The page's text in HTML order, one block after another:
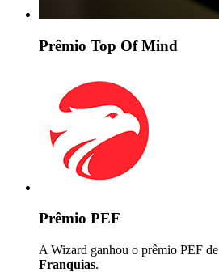
Prêmio Top Of Mind
Prêmio PEF
A Wizard ganhou o prêmio PEF de
Franquias.